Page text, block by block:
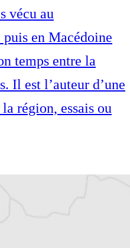
vécu au
en Macédoine
temps entre la
Il est l’auteur d’une
région, essais ou